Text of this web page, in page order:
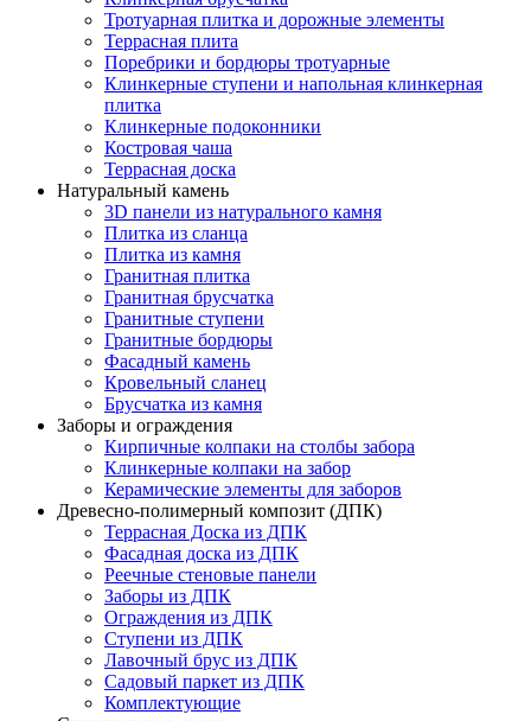
Тротуарная плитка и дорожные элементы
Террасная плита
Поребрики и бордюры тротуарные
Клинкерные ступени и напольная клинкерная
плитка
Клинкерные подоконники
Костровая чаша
Террасная доска
Натуральный камень
3D панели из натурального камня
Плитка из сланца
Плитка из камня
Гранитная плитка
Гранитная брусчатка
Гранитные ступени
Гранитные бордюры
Фасадный камень
Кровельный сланец
Брусчатка из камня
Заборы и ограждения
Кирпичные колпаки на столбы забора
Клинкерные колпаки на забор
Керамические элементы для заборов
Древесно-полимерный композит (ДПК)
Террасная Доска из ДПК
Фасадная доска из ДПК
Реечные стеновые панели
Заборы из ДПК
Ограждения из ДПК
Ступени из ДПК
Лавочный брус из ДПК
Садовый паркет из ДПК
Комплектующие